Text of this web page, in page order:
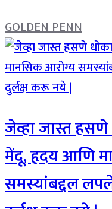
GOLDEN PENN
जेव्हा जास्त
मेंदू, हृदय आणि
समस्यांबद्दल